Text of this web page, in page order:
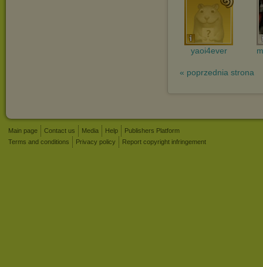
yaoi4ever
« poprzednia strona
Main page Contact us Media Help
Publishers Platform
Terms and conditions
Privacy policy Report copyright infringement